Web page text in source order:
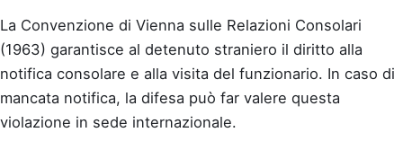
La Convenzione di Vienna sulle Relazioni Consolari
(1963) garantisce al detenuto straniero il diritto alla
notifica consolare e alla visita del funzionario. In caso di
mancata notifica, la difesa può far valere questa
violazione in sede internazionale.